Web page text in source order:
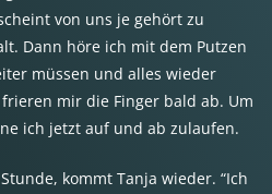
von uns je gehört zu
Dann höre ich mit dem Putzen
müssen und alles wieder
mir die Finger bald ab. Um
ich jetzt auf und ab zulaufen.
kommt Tanja wieder. “Ich